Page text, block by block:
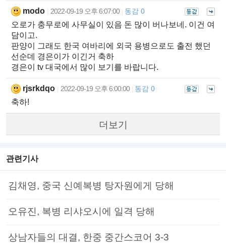
modo 2022-09-19 오후 6:07:00 동감 0
오로가 충무로에 사무실이 있음 돈 많이 버나보네. 이건 여
담이고.
판양이 그래도 한국 여바리에 외국 용병으로도 출전 했던
선순데 경은이가 이긴거 축하
경은이 tv 대국에서 많이 보기를 바랍니다.
rjsrkdqo 2022-09-19 오후 6:00:00 동감 0
축하!
더보기
관련기사
김채영, 중국 신예복병 탕자원에게 당해
오유진, 복병 리샤오시에 일격 당해
상남자들의 대결, 한중 중간스코어 3-3